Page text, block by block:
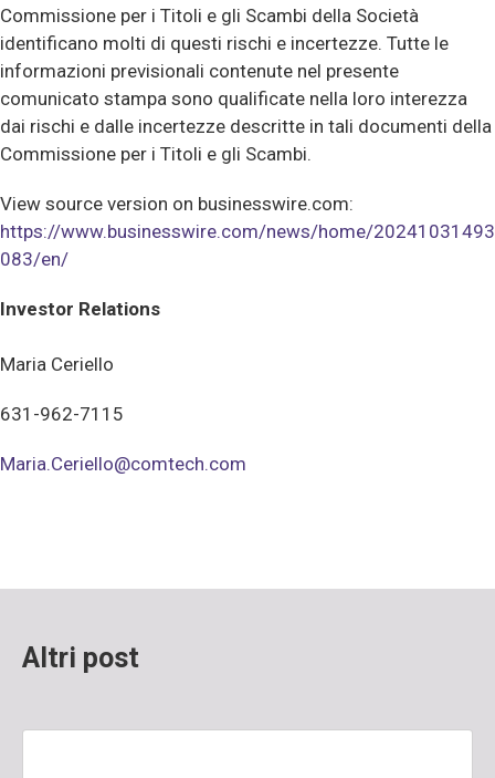
Commissione per i Titoli e gli Scambi della Società
identificano molti di questi rischi e incertezze. Tutte le
informazioni previsionali contenute nel presente
comunicato stampa sono qualificate nella loro interezza
dai rischi e dalle incertezze descritte in tali documenti della
Commissione per i Titoli e gli Scambi.
View source version on businesswire.com:
https://www.businesswire.com/news/home/20241031493
083/en/
Investor Relations
Maria Ceriello
631-962-7115
Maria.Ceriello@comtech.com
Altri post